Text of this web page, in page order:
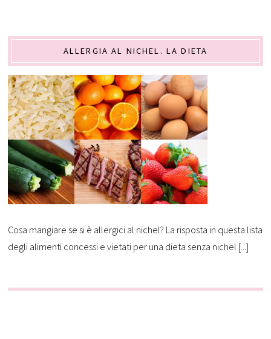
ALLERGIA AL NICHEL. LA DIETA
Cosa mangiare se si è allergici al nichel? La risposta in questa lista
degli alimenti concessi e vietati per una dieta senza nichel [...]